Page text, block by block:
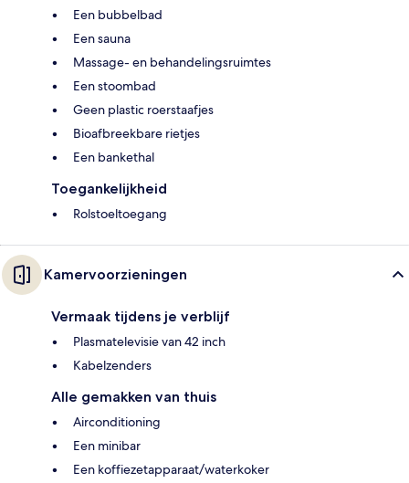
Een bubbelbad
Een sauna
Massage- en behandelingsruimtes
Een stoombad
Geen plastic roerstaafjes
Bioafbreekbare rietjes
Een bankethal
Toegankelijkheid
Rolstoeltoegang
Kamervoorzieningen
Vermaak tijdens je verblijf
Plasmatelevisie van 42 inch
Kabelzenders
Alle gemakken van thuis
Airconditioning
Een minibar
Een koffiezetapparaat/waterkoker